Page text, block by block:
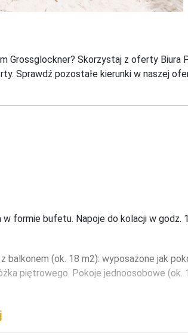
Grossglockner? Skorzystaj z oferty Biura
Sprawdź pozostałe kierunki w naszej
w formie bufetu. Napoje do kolacji w godz.
balkonem (ok. 18 m2): wyposażone jak
piętrowego. Pokoje jednoosobowe (ok.